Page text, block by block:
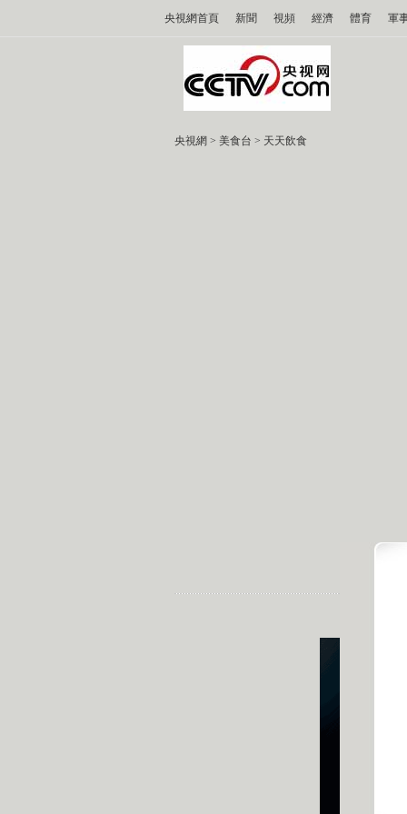
央視網首頁 新聞 視頻 經濟 體育 軍
央視網 > 美食台 > 天天飲食